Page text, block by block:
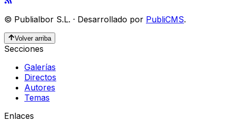
© Publialbor S.L. · Desarrollado por PubliCMS.
Volver arriba
Secciones
Galerías
Directos
Autores
Temas
Enlaces